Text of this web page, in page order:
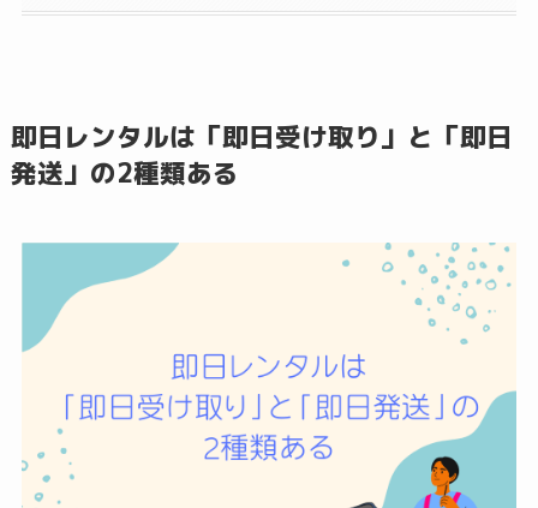
即日レンタルは「即日受け取り」と「即日
発送」の2種類ある